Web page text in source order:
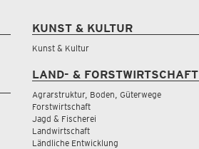
KUNST & KULTUR
Kunst & Kultur
LAND- & FORSTWIRTSCHAFT
Agrarstruktur, Boden, Güterwege
Forstwirtschaft
Jagd & Fischerei
Landwirtschaft
Ländliche Entwicklung